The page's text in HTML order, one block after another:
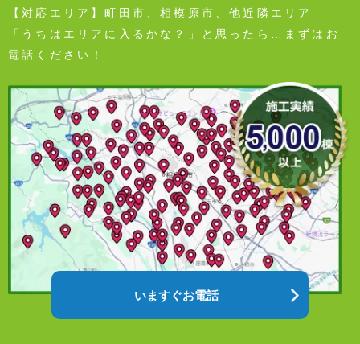
【対応エリア】町田市、相模原市、他近隣エリア
「うちはエリアに入るかな？」と思ったら…まずはお
電話ください！
いますぐお電話